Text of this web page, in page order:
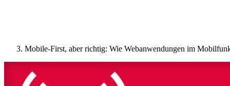
Mobile-First, aber richtig: Wie Webanwendungen im